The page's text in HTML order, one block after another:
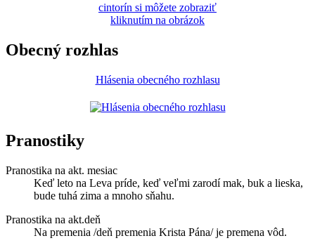
cintorín si môžete zobraziť
kliknutím na obrázok
Obecný rozhlas
Hlásenia obecného rozhlasu
Pranostiky
Pranostika na akt. mesiac
Keď leto na Leva príde, keď veľmi zarodí mak, buk a lieska,
bude tuhá zima a mnoho sňahu.
Pranostika na akt.deň
Na premenia /deň premenia Krista Pána/ je premena vôd.